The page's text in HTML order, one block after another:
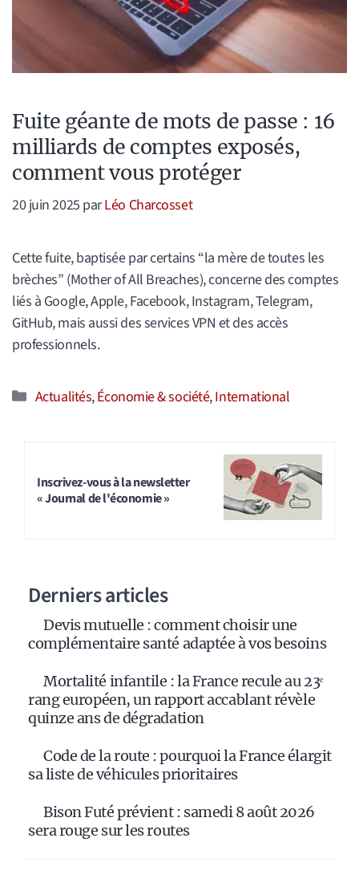
Fuite géante de mots de passe : 16
milliards de comptes exposés,
comment vous protéger
20 juin 2025 parLéo Charcosset
Cette fuite, baptisée par certains “la mère de toutes les
brèches” (Mother of All Breaches), concerne des comptes
liés à Google, Apple, Facebook, Instagram, Telegram,
GitHub, mais aussi des services VPN et des accès
professionnels.
Catégories
Actualités,Économie & société,International
Inscrivez-vous à la newsletter
« Journal de l'économie »
Derniers articles
Devis mutuelle : comment choisir une
complémentaire santé adaptée à vos besoins
Mortalité infantile : la France recule au 23ᵉ
rang européen, un rapport accablant révèle
quinze ans de dégradation
Code de la route : pourquoi la France élargit
sa liste de véhicules prioritaires
Bison Futé prévient : samedi 8 août 2026
sera rouge sur les routes